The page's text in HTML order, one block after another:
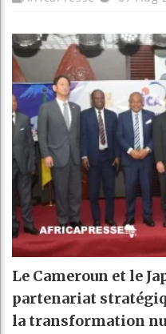
Le Cameroun et le
partenariat
la transformation